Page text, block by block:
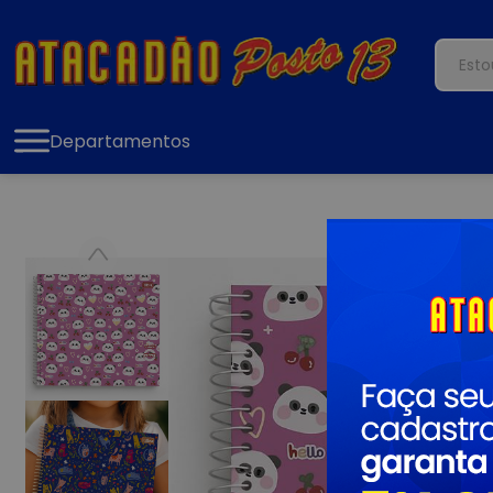
Departamentos